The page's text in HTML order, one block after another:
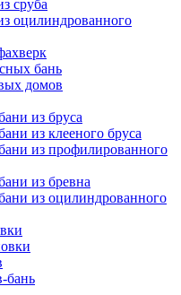
сруба
оцилиндрованного
бань
домов
из бруса
из клееного бруса
из профилированного
из бревна
из оцилиндрованного
бань